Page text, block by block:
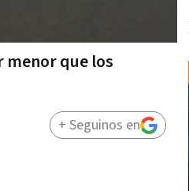
menor que los
+ Seguinos en